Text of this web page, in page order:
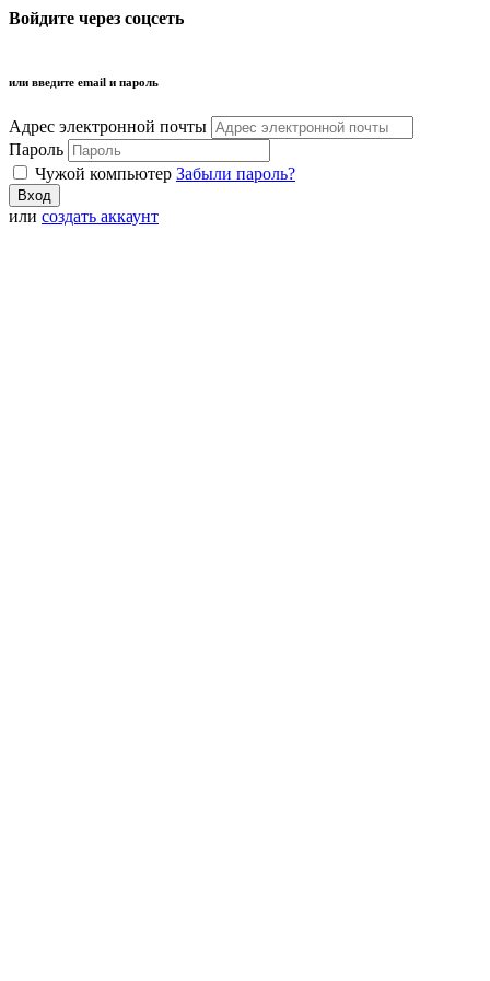
Войдите через соцсеть
или введите email и пароль
Адрес электронной почты
Пароль
Чужой компьютер Забыли пароль?
или создать аккаунт